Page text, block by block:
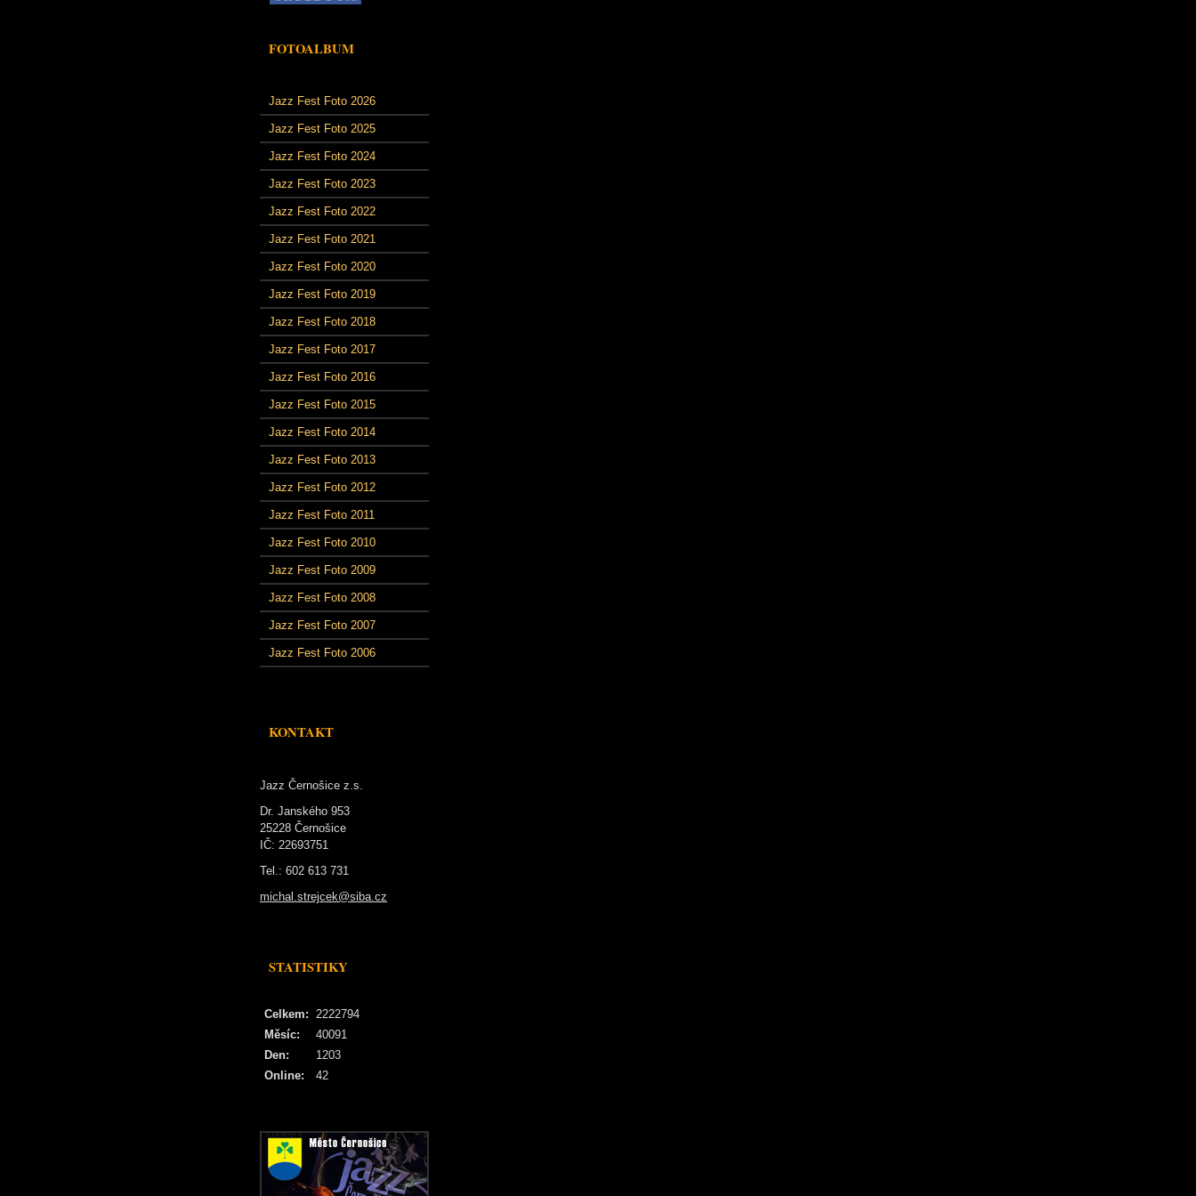
FOTOALBUM
Jazz Fest Foto 2026
Jazz Fest Foto 2025
Jazz Fest Foto 2024
Jazz Fest Foto 2023
Jazz Fest Foto 2022
Jazz Fest Foto 2021
Jazz Fest Foto 2020
Jazz Fest Foto 2019
Jazz Fest Foto 2018
Jazz Fest Foto 2017
Jazz Fest Foto 2016
Jazz Fest Foto 2015
Jazz Fest Foto 2014
Jazz Fest Foto 2013
Jazz Fest Foto 2012
Jazz Fest Foto 2011
Jazz Fest Foto 2010
Jazz Fest Foto 2009
Jazz Fest Foto 2008
Jazz Fest Foto 2007
Jazz Fest Foto 2006
KONTAKT
Jazz Černošice z.s.
Dr. Janského 953
25228 Černošice
IČ: 22693751
Tel.: 602 613 731
michal.strejcek@siba.cz
STATISTIKY
Online: 42
Celkem: 2222794
Měsíc:
40091
Den:
1203